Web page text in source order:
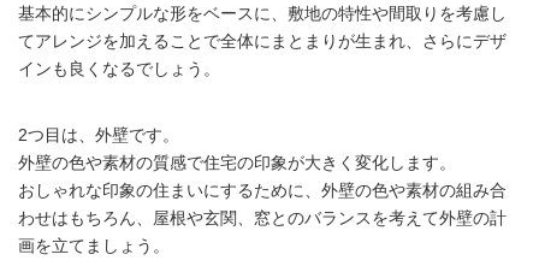
基本的にシンプルな形をベースに、敷地の特性や間取りを考慮し
てアレンジを加えることで全体にまとまりが生まれ、さらにデザ
インも良くなるでしょう。
2つ目は、外壁です。
外壁の色や素材の質感で住宅の印象が大きく変化します。
おしゃれな印象の住まいにするために、外壁の色や素材の組み合
わせはもちろん、屋根や玄関、窓とのバランスを考えて外壁の計
画を立てましょう。